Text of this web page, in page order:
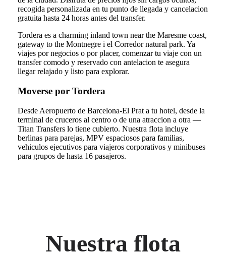
recogida personalizada en tu punto de llegada y cancelacion
gratuita hasta 24 horas antes del transfer.
Tordera es a charming inland town near the Maresme coast,
gateway to the Montnegre i el Corredor natural park. Ya
viajes por negocios o por placer, comenzar tu viaje con un
transfer comodo y reservado con antelacion te asegura
llegar relajado y listo para explorar.
Moverse por Tordera
Desde Aeropuerto de Barcelona-El Prat a tu hotel, desde la
terminal de cruceros al centro o de una atraccion a otra —
Titan Transfers lo tiene cubierto. Nuestra flota incluye
berlinas para parejas, MPV espaciosos para familias,
vehiculos ejecutivos para viajeros corporativos y minibuses
para grupos de hasta 16 pasajeros.
Nuestra flota